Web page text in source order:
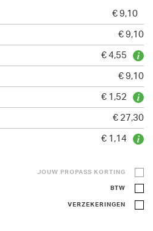
€ 9,10
€ 9,10
€ 4,55
€ 9,10
€ 1,52
€ 27,30
€ 1,14
JOUW PROPASS KORTING
BTW
VERZEKERINGEN